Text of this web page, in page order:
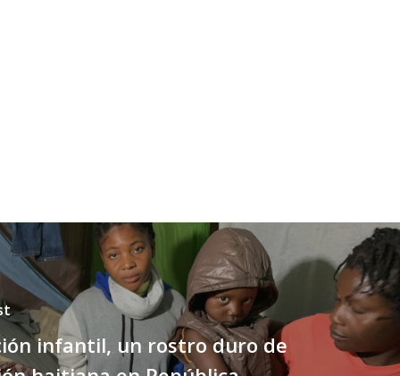
infantil, un rostro duro de